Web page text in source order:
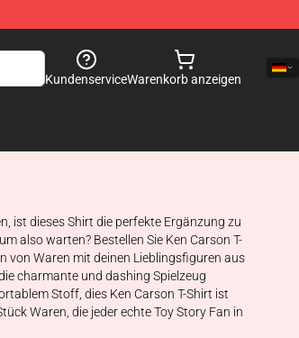
KundenserviceWarenkorb anzeigen
ist dieses Shirt die perfekte Ergänzung zu
also warten? Bestellen Sie Ken Carson T-
von Waren mit deinen Lieblingsfiguren aus
charmante und dashing Spielzeug
Stoff, dies Ken Carson T-Shirt ist
Waren, die jeder echte Toy Story Fan in